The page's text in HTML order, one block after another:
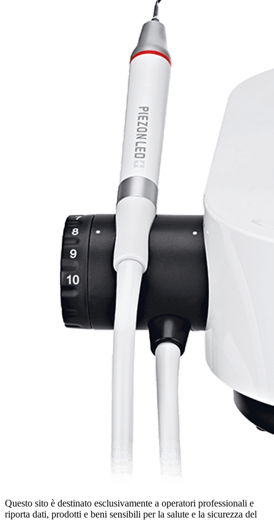
Questo sito è destinato esclusivamente a operatori professionali e
riporta dati, prodotti e beni sensibili per la salute e la sicurezza del